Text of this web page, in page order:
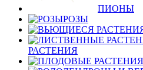
ПИОНЫ
РОЗЫ
РАСТЕНИЯ